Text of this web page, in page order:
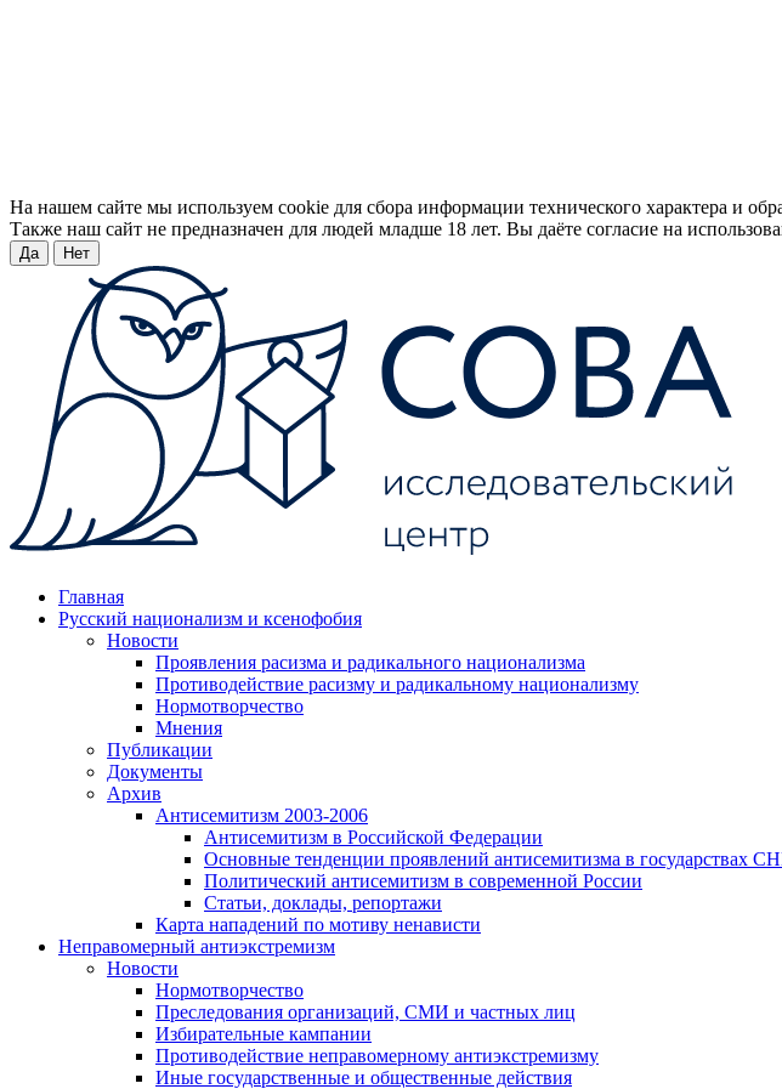
На нашем сайте мы используем cookie для сбора информации технического характера и
Также наш сайт не предназначен для людей младше 18 лет. Вы даёте согласие на
Да Нет
Главная
Русский национализм и ксенофобия
Новости
Проявления расизма и радикального национализма
Противодействие расизму и радикальному национализму
Нормотворчество
Мнения
Публикации
Документы
Архив
Антисемитизм 2003-2006
Антисемитизм в Российской Федерации
Основные тенденции проявлений антисемитизма в государствах
Политический антисемитизм в современной России
Статьи, доклады, репортажи
Карта нападений по мотиву ненависти
Неправомерный антиэкстремизм
Новости
Нормотворчество
Преследования организаций, СМИ и частных лиц
Избирательные кампании
Противодействие неправомерному антиэкстремизму
Иные государственные и общественные действия